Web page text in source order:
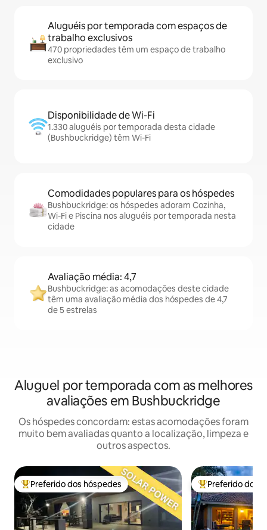
Aluguéis por temporada com espaços de
trabalho exclusivos
470 propriedades têm um espaço de trabalho
exclusivo
Disponibilidade de Wi-Fi
1.330 aluguéis por temporada desta cidade
(Bushbuckridge) têm Wi-Fi
Comodidades populares para os hóspedes
Bushbuckridge: os hóspedes adoram Cozinha,
Wi-Fi e Piscina nos aluguéis por temporada nesta
cidade
Avaliação média: 4,7
Bushbuckridge: as acomodações deste cidade
têm uma avaliação média dos hóspedes de 4,7
de 5 estrelas
Aluguel por temporada com as melhores
avaliações em Bushbuckridge
Os hóspedes concordam: estas acomodações foram
muito bem avaliadas quanto a localização, limpeza e
outros aspectos.
Entre os melhores preferidos dos hóspedes
Preferido dos hóspedes Entre os
Preferido dos